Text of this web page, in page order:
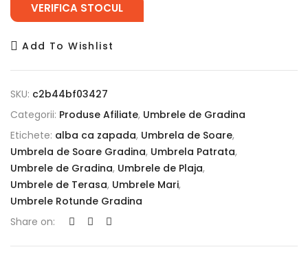
VERIFICA STOCUL
Add To Wishlist
SKU: c2b44bf03427
Categorii: Produse Afiliate, Umbrele de Gradina
Etichete: alba ca zapada, Umbrela de Soare,
Umbrela de Soare Gradina, Umbrela Patrata,
Umbrele de Gradina, Umbrele de Plaja,
Umbrele de Terasa, Umbrele Mari,
Umbrele Rotunde Gradina
Share on: